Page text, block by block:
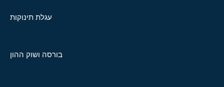
עגלת תינוקות
בורסה ושוק ההון